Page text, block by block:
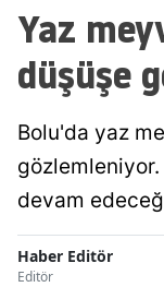
Yaz
düşüşe
Bolu'da yaz
gözlemleniyor.
devam
Haber Editör
Editör